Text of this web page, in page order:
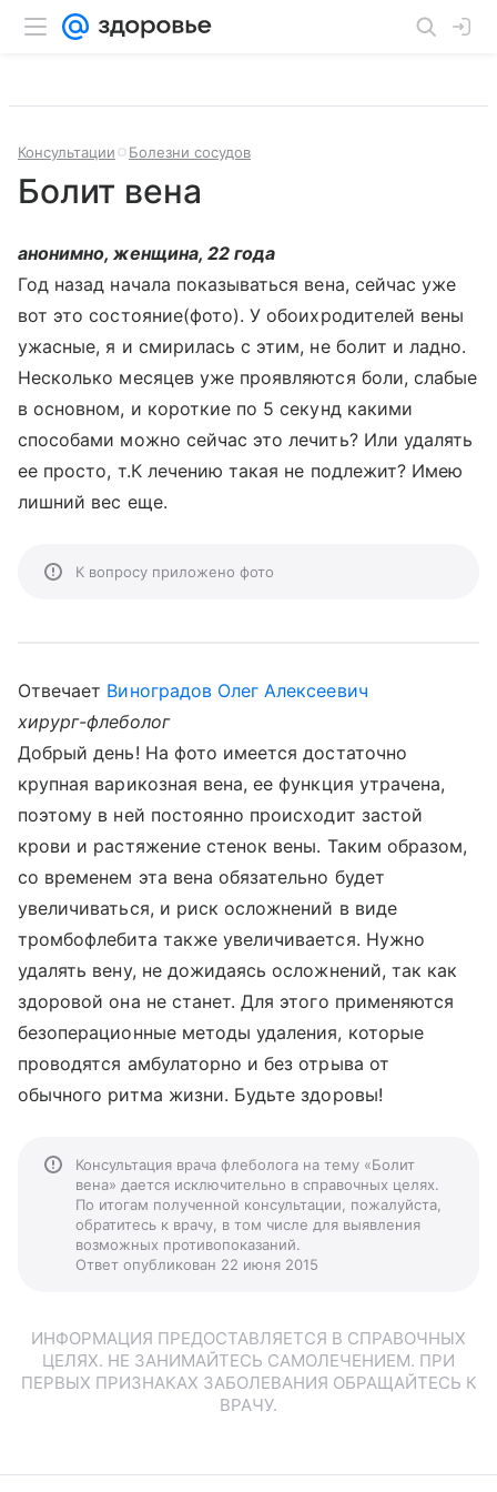
Консультации Болезни сосудов
Болит вена
анонимно, женщина, 22 года
Год назад начала показываться вена, сейчас уже
вот это состояние(фото). У обоихродителей вены
ужасные, я и смирилась с этим, не болит и ладно.
Несколько месяцев уже проявляются боли, слабые
в основном, и короткие по 5 секунд какими
способами можно сейчас это лечить? Или удалять
ее просто, т.К лечению такая не подлежит? Имею
лишний вес еще.
К вопросу приложено фото
Отвечает Виноградов Олег Алексеевич
хирург-флеболог
Добрый день! На фото имеется достаточно
крупная варикозная вена, ее функция утрачена,
поэтому в ней постоянно происходит застой
крови и растяжение стенок вены. Таким образом,
со временем эта вена обязательно будет
увеличиваться, и риск осложнений в виде
тромбофлебита также увеличивается. Нужно
удалять вену, не дожидаясь осложнений, так как
здоровой она не станет. Для этого применяются
безоперационные методы удаления, которые
проводятся амбулаторно и без отрыва от
обычного ритма жизни. Будьте здоровы!
Консультация врача флеболога на тему «Болит
вена» дается исключительно в справочных целях.
По итогам полученной консультации, пожалуйста,
обратитесь к врачу, в том числе для выявления
возможных противопоказаний.
Ответ опубликован 22 июня 2015
ИНФОРМАЦИЯ ПРЕДОСТАВЛЯЕТСЯ В СПРАВОЧНЫХ
ЦЕЛЯХ. НЕ ЗАНИМАЙТЕСЬ САМОЛЕЧЕНИЕМ. ПРИ
ПЕРВЫХ ПРИЗНАКАХ ЗАБОЛЕВАНИЯ ОБРАЩАЙТЕСЬ К
ВРАЧУ.